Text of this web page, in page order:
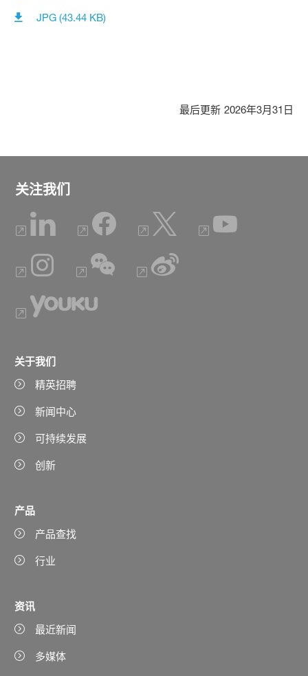
JPG (43.44 KB)
最后更新 2026年3月31日
关注我们
关于我们
精英招聘
新闻中心
可持续发展
创新
产品
产品查找
行业
资讯
最近新闻
多媒体